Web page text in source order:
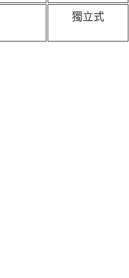
獨立式